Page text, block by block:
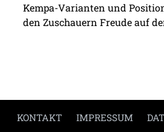
Kempa-Varianten und
den Zuschauern Freude auf
KONTAKT IMPRESSUM